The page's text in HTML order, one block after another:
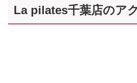
La pilates千葉店のア